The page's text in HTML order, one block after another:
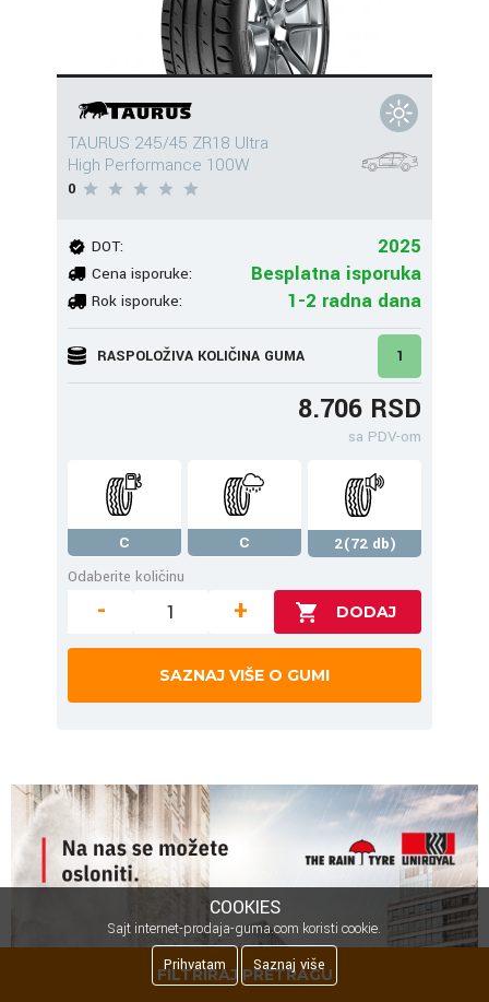
FILTRIRAJ PRETRAGU
TAURUS 245/45 ZR18 Ultra
High Performance 100W
0
DOT: 2025
Cena isporuke: Besplatna isporuka
Rok isporuke: 1-2 radna dana
RASPOLOŽIVA KOLIČINA GUMA 1
8.706 RSD
sa PDV-om
C C
2(72 db)
Odaberite količinu
- +
SAZNAJ VIŠE O GUMI
COOKIES
Sajt internet-prodaja-guma.com koristi cookie.
Prihvatam
Saznaj više